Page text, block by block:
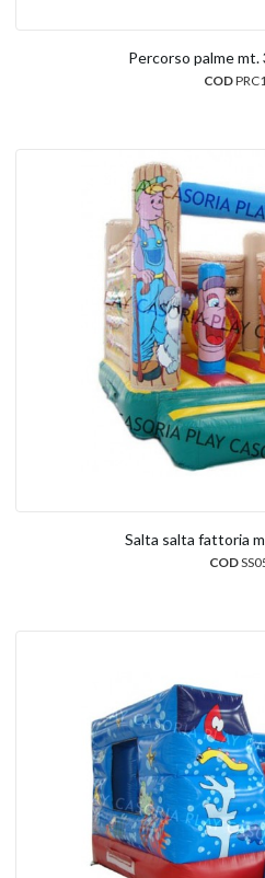
Percorso palme mt.
COD
Salta salta fattoria
COD